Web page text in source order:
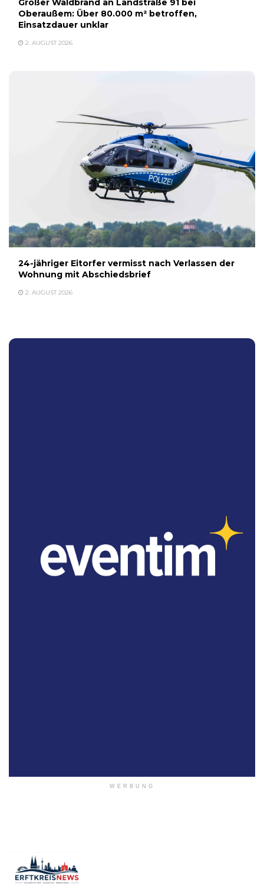
Großer Waldbrand an Landstraße 91 bei
Oberaußem: Über 80.000 m² betroffen,
Einsatzdauer unklar
2. AUGUST 2026
24-jähriger Eitorfer vermisst nach Verlassen der
Wohnung mit Abschiedsbrief
2. AUGUST 2026
WERBUNG